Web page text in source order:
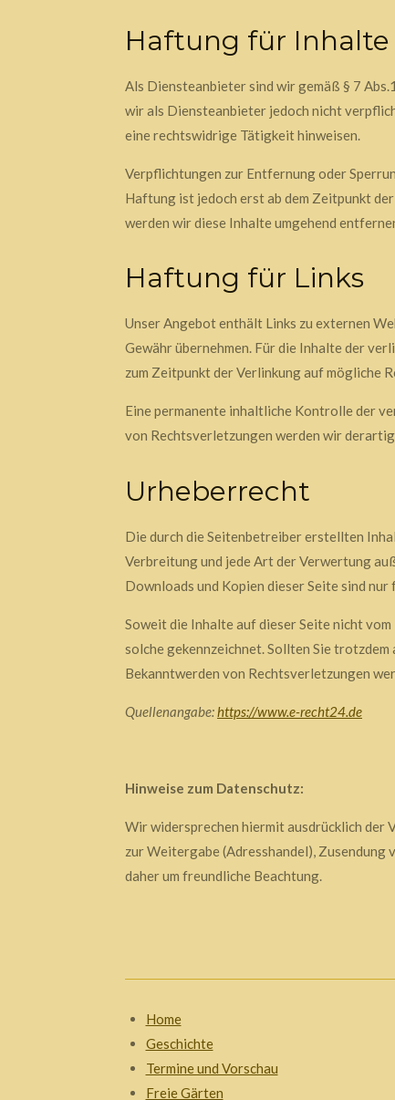
Haftung für Inhalte
Als Diensteanbieter sind wir gemäß § 7
wir als Diensteanbieter jedoch nicht
eine rechtswidrige Tätigkeit hinweisen.
Verpflichtungen zur Entfernung oder
Haftung ist jedoch erst ab dem Zeitpunkt
werden wir diese Inhalte umgehend
Haftung für Links
Unser Angebot enthält Links zu externen
Gewähr übernehmen. Für die Inhalte der
zum Zeitpunkt der Verlinkung auf mögliche
Eine permanente inhaltliche Kontrolle der
von Rechtsverletzungen werden wir
Urheberrecht
Die durch die Seitenbetreiber erstellten
Verbreitung und jede Art der Verwertung
Downloads und Kopien dieser Seite sind
Soweit die Inhalte auf dieser Seite nicht
solche gekennzeichnet. Sollten Sie
Bekanntwerden von Rechtsverletzungen
Quellenangabe: https://www.e-recht24.de
Hinweise zum Datenschutz:
Wir widersprechen hiermit ausdrücklich der
zur Weitergabe (Adresshandel),
daher um freundliche Beachtung.
Home
Geschichte
Termine und Vorschau
Freie Gärten